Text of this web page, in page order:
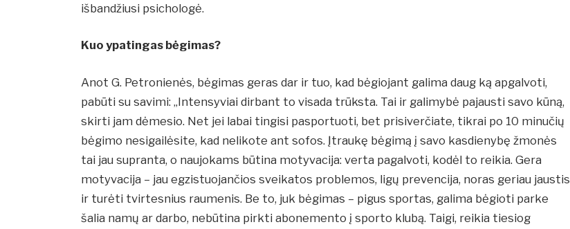
išbandžiusi psichologė.
Kuo ypatingas bėgimas?
Anot G. Petronienės, bėgimas geras dar ir tuo, kad bėgiojant galima daug ką apgalvoti,
pabūti su savimi: „Intensyviai dirbant to visada trūksta. Tai ir galimybė pajausti savo kūną,
skirti jam dėmesio. Net jei labai tingisi pasportuoti, bet prisiverčiate, tikrai po 10 minučių
bėgimo nesigailėsite, kad nelikote ant sofos. Įtraukę bėgimą į savo kasdienybę žmonės
tai jau supranta, o naujokams būtina motyvacija: verta pagalvoti, kodėl to reikia. Gera
motyvacija – jau egzistuojančios sveikatos problemos, ligų prevencija, noras geriau jaustis
ir turėti tvirtesnius raumenis. Be to, juk bėgimas – pigus sportas, galima bėgioti parke
šalia namų ar darbo, nebūtina pirkti abonemento į sporto klubą. Taigi, reikia tiesiog